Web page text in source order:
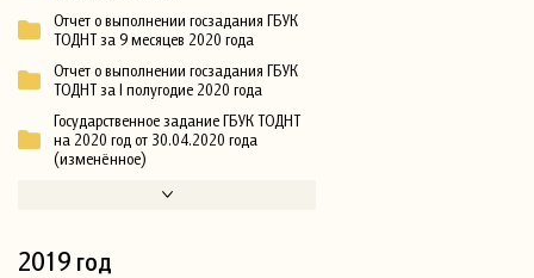
Отчет о выполнении госзадания ГБУК
ТОДНТ за 9 месяцев 2020 года
Отчет о выполнении госзадания ГБУК
ТОДНТ за I полугодие 2020 года
Государственное задание ГБУК ТОДНТ
на 2020 год от 30.04.2020 года
(изменённое)
2019 год